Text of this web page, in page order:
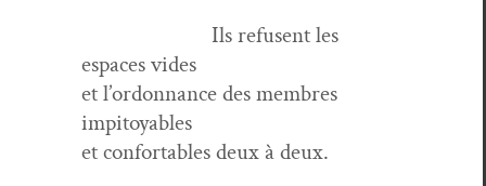
Ils refusent les
espaces vides
et l’ordonnance des mem­bres
impitoyables
et con­fort­a­bles deux à deux.